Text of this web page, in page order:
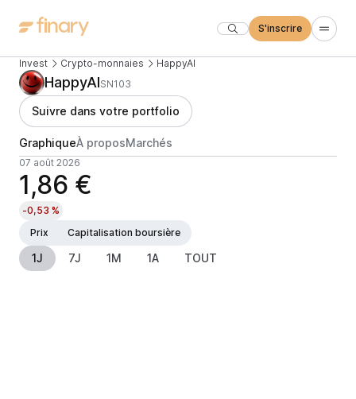
S'inscrire
Invest Crypto-monnaies HappyAI
HappyAISN103
Suivre dans votre portfolio
GraphiqueÀ proposMarchés
07 août 2026
1,86 €
-0,53 %
Prix
Capitalisation boursière
1J 7J 1M 1A TOUT